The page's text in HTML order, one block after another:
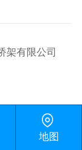
架有限公司
地图